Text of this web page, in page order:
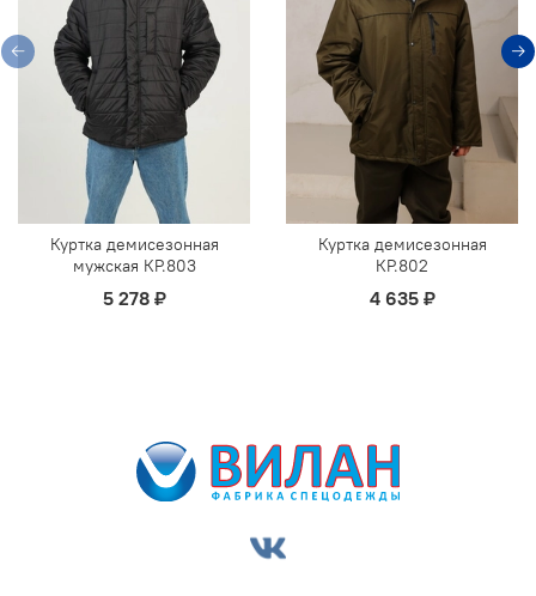
Куртка демисезонная
мужская КР.803
5 278 ₽
Куртка демисезонная
КР.802
4 635 ₽